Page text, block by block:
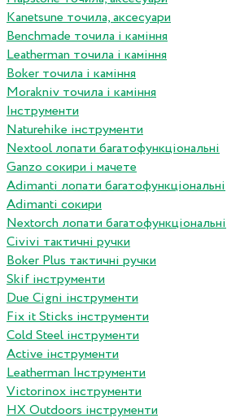
Kanetsune точила, аксесуари
Benchmade точила і каміння
Leatherman точила і каміння
Boker точила і каміння
Morakniv точила і каміння
Інструменти
Naturehike інструменти
Nextool лопати багатофункціональні
Ganzo сокири і мачете
Adimanti лопати багатофункціональні
Adimanti сокири
Nextorch лопати багатофункціональні
Сivivi тактичні ручки
Boker Plus тактичні ручки
Skif інструменти
Due Cigni інструменти
Fix it Sticks інструменти
Сold Steel інструменти
Active інструменти
Leatherman Інструменти
Victorinox інструменти
HX Outdoors інструменти